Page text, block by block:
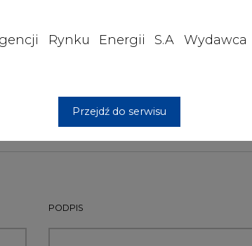
Rynku Energii S.A Wydawca
Przejdź do serwisu
Politechniki Gdańskiej, która
Oceanotechniki i Okrętownictwa.
Europy.
PODPIS